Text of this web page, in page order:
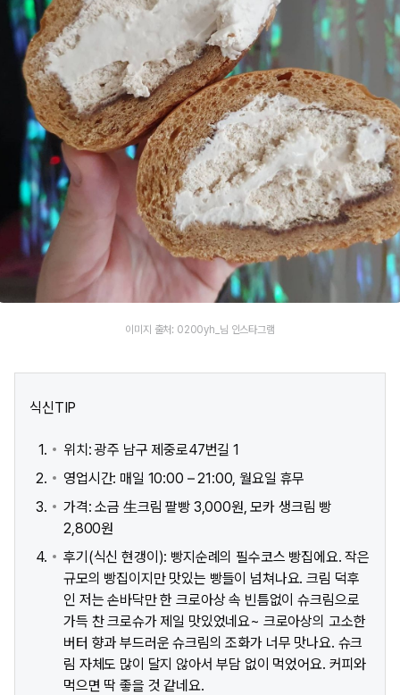
이미지 출처: 0200yh_님 인스타그램
식신TIP
위치: 광주 남구 제중로47번길 1
영업시간: 매일 10:00 – 21:00, 월요일 휴무
가격: 소금 生크림 팥빵 3,000원, 모카 생크림 빵
2,800원
후기(식신 현갱이): 빵지순례의 필수코스 빵집에요. 작은
규모의 빵집이지만 맛있는 빵들이 넘쳐나요. 크림 덕후
인 저는 손바닥만 한 크로아상 속 빈틈없이 슈크림으로
가득 찬 크로슈가 제일 맛있었네요~ 크로아상의 고소한
버터 향과 부드러운 슈크림의 조화가 너무 맛나요. 슈크
림 자체도 많이 달지 않아서 부담 없이 먹었어요. 커피와
먹으면 딱 좋을 것 같네요.